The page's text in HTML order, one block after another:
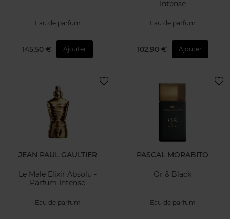
Eau de parfum
145,50 € Ajouter
Intense
Eau de parfum
102,90 € Ajouter
JEAN PAUL GAULTIER
Le Male Elixir Absolu -
Parfum Intense
Eau de parfum
PASCAL MORABITO
Or & Black
Eau de parfum